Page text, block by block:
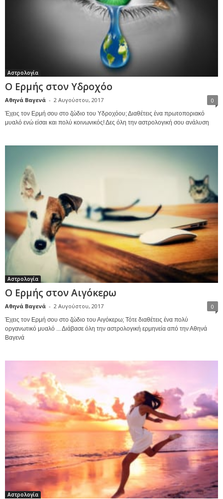
Αστρολογία
Ο Ερμής στον Υδροχόο
Αθηνά Βαγενά - 2 Αυγούστου, 2017 0
Έχεις τον Ερμή σου στο ζώδιο του Υδροχόου; Διαθέτεις ένα πρωτοποριακό
μυαλό ενώ είσαι και πολύ κοινωνικός! Δες όλη την αστρολογική σου ανάλυση
Αστρολογία
Ο Ερμής στον Αιγόκερω
Αθηνά Βαγενά - 2 Αυγούστου, 2017 0
Έχεις τον Ερμή σου στο ζώδιο του Αιγόκερω; Τότε διαθέτεις ένα πολύ
οργανωτικό μυαλό ... Διάβασε όλη την αστρολογική ερμηνεία από την Αθηνά
Βαγενά
Αστρολογία